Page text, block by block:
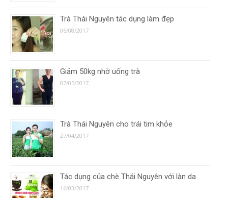
Trà Thái Nguyên tác dụng làm đẹp
06/08/2017
Giảm 50kg nhờ uống trà
07/05/2017
Trà Thái Nguyên cho trái tim khỏe
27/04/2017
Tác dụng của chè Thái Nguyên với làn da
16/03/2017